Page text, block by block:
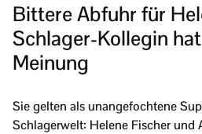
Bittere Abfuhr für
Schlager-Kollegin
Meinung
Sie gelten als unangefochtene
Schlagerwelt: Helene Fischer und